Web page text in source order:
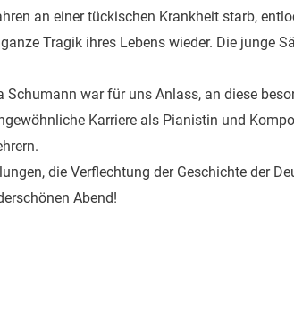
an einer tückischen Krankheit starb,
Tragik ihres Lebens wieder. Die junge
Schumann war für uns Anlass, an diese
Karriere als Pianistin und
die Verflechtung der Geschichte der
Abend!